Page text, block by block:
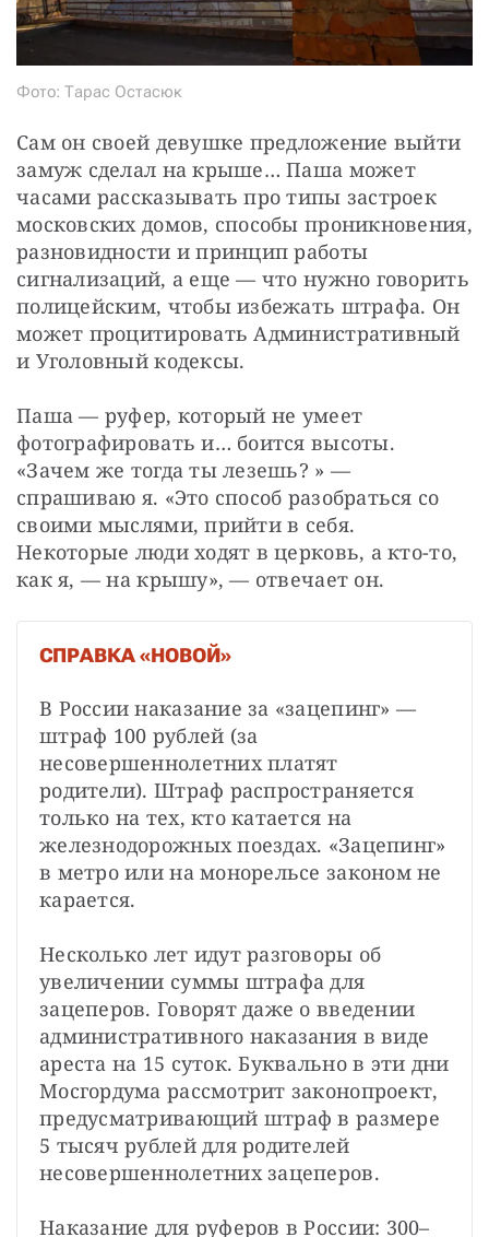
Фото: Тарас Остасюк
Сам он своей девушке предложение выйти
замуж сделал на крыше… Паша может
часами рассказывать про типы застроек
московских домов, способы проникновения,
разновидности и принцип работы
сигнализаций, а еще — ​что нужно говорить
полицейским, чтобы избежать штрафа. Он
может процитировать Административный
и Уголовный кодексы.
Паша — ​руфер, который не умеет
фотографировать и… боится высоты.
«Зачем же тогда ты лезешь? » — ​
спрашиваю я. «Это способ разобраться со
своими мыслями, прийти в себя.
Некоторые люди ходят в церковь, а кто-то,
как я, — ​на крышу», — ​отвечает он.
СПРАВКА «НОВОЙ»
В России наказание за «зацепинг» —
штраф 100 рублей (за
несовершеннолетних платят
родители). Штраф распространяется
только на тех, кто катается на
железнодорожных поездах. «Зацепинг»
в метро или на монорельсе законом не
карается.
Несколько лет идут разговоры об
увеличении суммы штрафа для
зацеперов. Говорят даже о введении
административного наказания в виде
ареста на 15 суток. Буквально в эти дни
Мосгордума рассмотрит законопроект,
предусматривающий штраф в размере
5 тысяч рублей для родителей
несовершеннолетних зацеперов.
Наказание для руферов в России: 300–